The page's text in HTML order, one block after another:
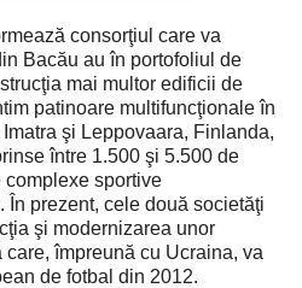
consorţiul care va
Bacău au în portofoliul de
mai multor edificii de
patinoare multifuncţionale în
şi Leppovaara, Finlanda,
între 1.500 şi 5.500 de
complexe sportive
prezent, cele două societăţi
şi modernizarea unor
împreună cu Ucraina, va
de fotbal din 2012.